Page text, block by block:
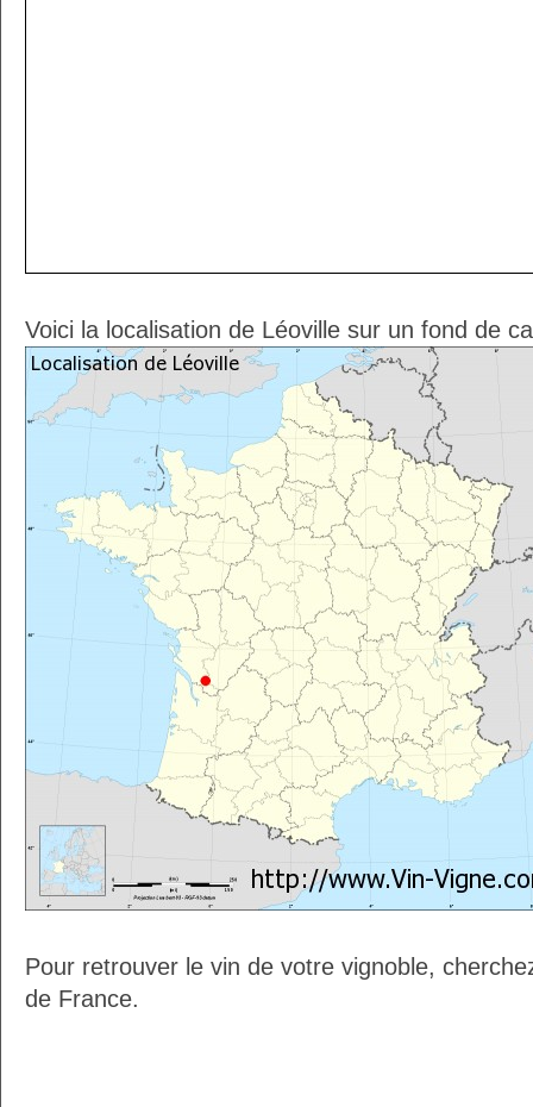
Voici la localisation de Léoville sur un fond de
Pour retrouver le vin de votre vignoble,
de France.